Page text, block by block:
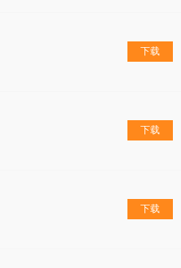
下载
下载
下载